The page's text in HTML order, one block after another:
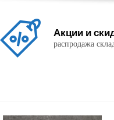
Акции и
распродажа